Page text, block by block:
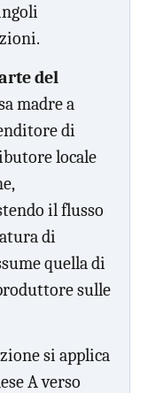
del
madre a
di
locale
il flusso
di
quella di
sulle
si applica
A verso